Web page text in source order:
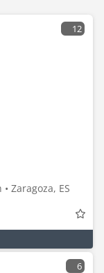
12
Zaragoza, ES
6